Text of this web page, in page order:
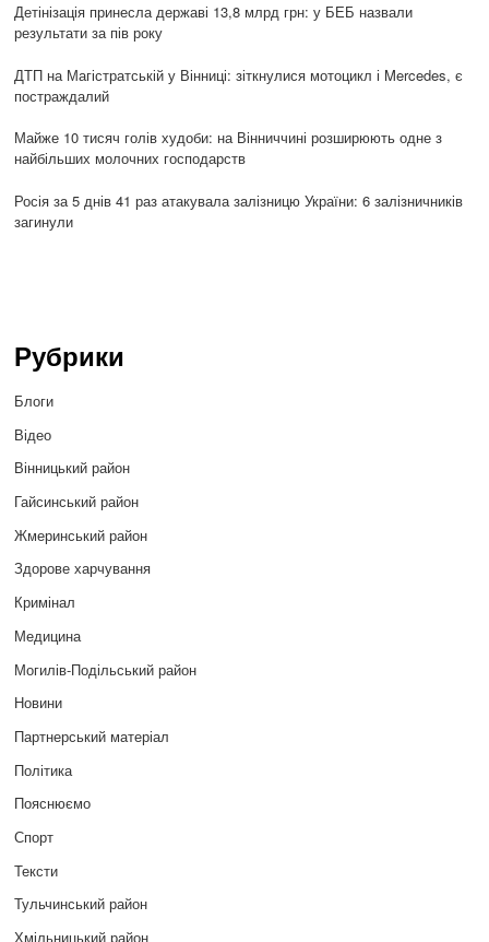
Детінізація принесла державі 13,8 млрд грн: у БЕБ назвали
результати за пів року
ДТП на Магістратській у Вінниці: зіткнулися мотоцикл і Mercedes, є
постраждалий
Майже 10 тисяч голів худоби: на Вінниччині розширюють одне з
найбільших молочних господарств
Росія за 5 днів 41 раз атакувала залізницю України: 6 залізничників
загинули
Рубрики
Блоги
Відео
Вінницький район
Гайсинський район
Жмеринський район
Здорове харчування
Кримінал
Медицина
Могилів-Подільський район
Новини
Партнерський матеріал
Політика
Пояснюємо
Спорт
Тексти
Тульчинський район
Хмільницький район